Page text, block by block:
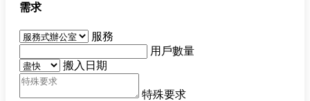
需求
服務
用戶數量
搬入日期
特殊要求